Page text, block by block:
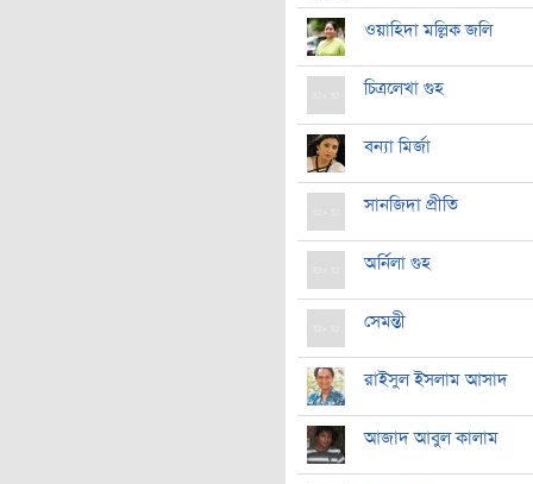
ওয়াহিদা মল্লিক জলি
চিত্রলেখা গুহ
বন্যা মির্জা
সানজিদা প্রীতি
অর্নিলা গুহ
সেমন্তী
রাইসুল ইসলাম আসাদ
আজাদ আবুল কালাম